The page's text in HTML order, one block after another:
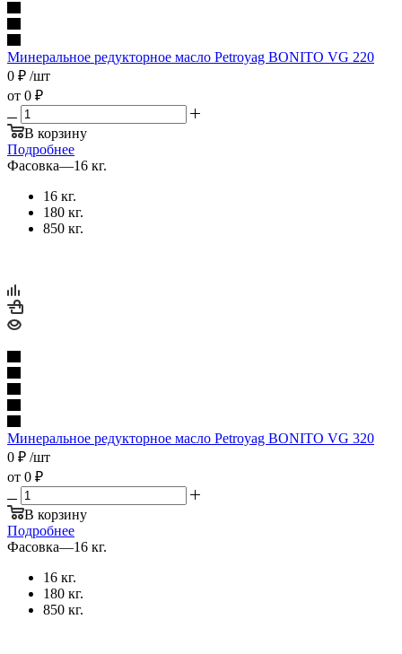
Минеральное редукторное масло Petroyag BONITO VG 220
0 ₽ /шт
от 0 ₽
В корзину
Подробнее
Фасовка—16 кг.
16 кг.
180 кг.
850 кг.
Минеральное редукторное масло Petroyag BONITO VG 320
0 ₽ /шт
от 0 ₽
В корзину
Подробнее
Фасовка—16 кг.
16 кг.
180 кг.
850 кг.